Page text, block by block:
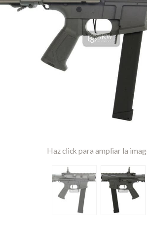
Haz click para ampliar la